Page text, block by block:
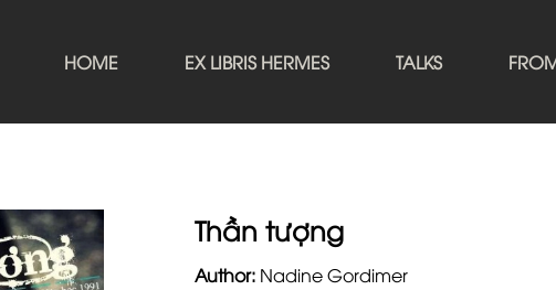
HOME EX LIBRIS HERMES TALKS
Thần tượng
Author:Nadine Gordimer